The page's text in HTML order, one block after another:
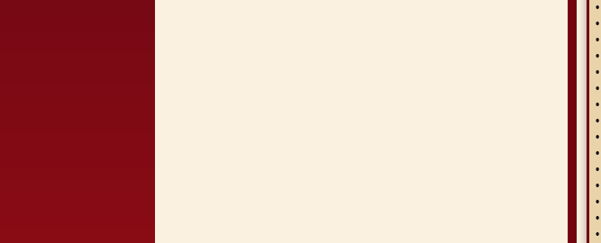
•
•
•
•
•
•
•
•
•
•
•
•
•
•
•